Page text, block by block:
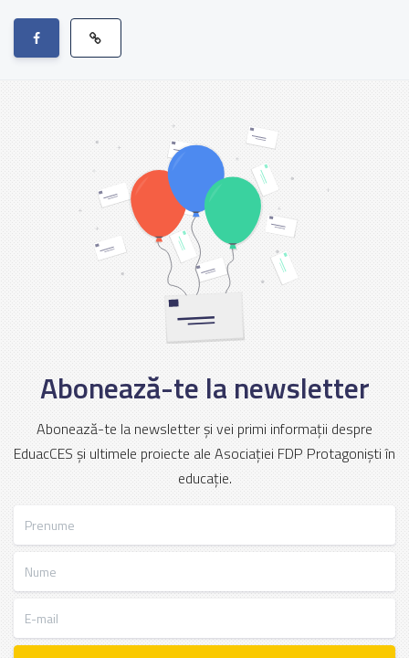
Abonează-te la newsletter
Abonează-te la newsletter și vei primi informații despre
EduacCES și ultimele proiecte ale Asociației FDP Protagoniști în
educație.